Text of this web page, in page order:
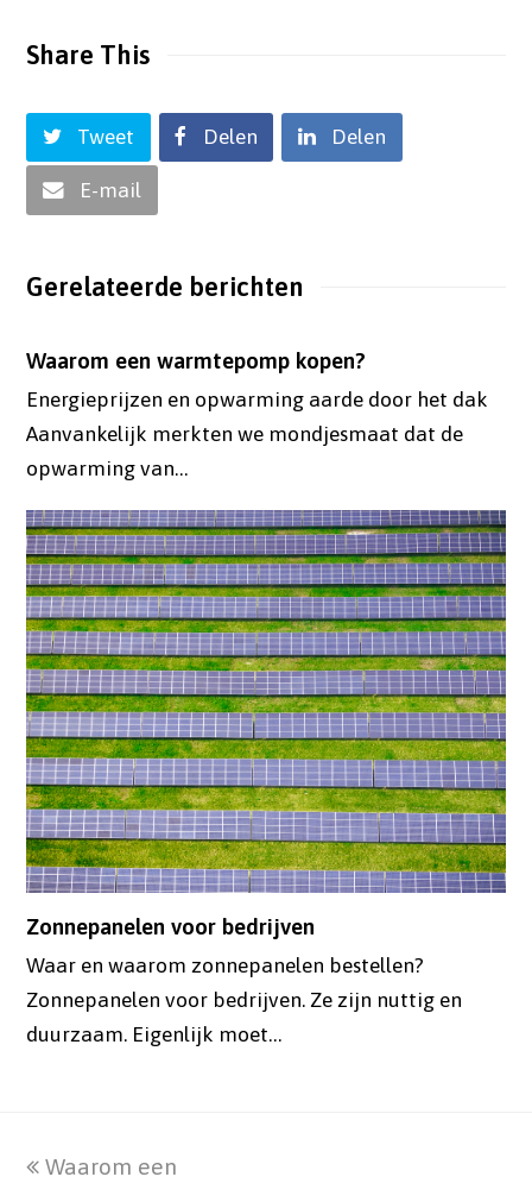
Share This
Tweet Delen Delen
E-mail
Gerelateerde berichten
Waarom een warmtepomp kopen?
Energieprijzen en opwarming aarde door het dak
Aanvankelijk merkten we mondjesmaat dat de
opwarming van…
Zonnepanelen voor bedrijven
Waar en waarom zonnepanelen bestellen?
Zonnepanelen voor bedrijven. Ze zijn nuttig en
duurzaam. Eigenlijk moet…
previous
Waarom een